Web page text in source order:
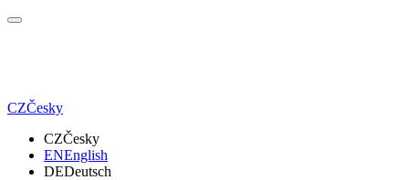
CZČesky
CZČesky
ENEnglish
DEDeutsch